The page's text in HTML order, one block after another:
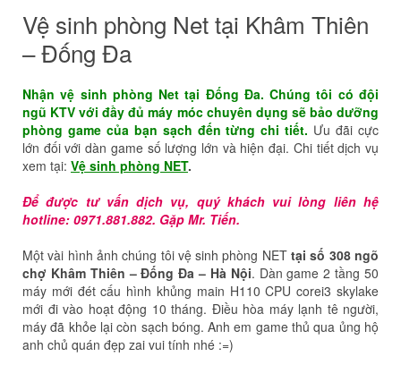
Vệ sinh phòng Net tại Khâm Thiên
– Đống Đa
Nhận vệ sinh phòng Net tại Đống Đa. Chúng tôi có đội
ngũ KTV với đầy đủ máy móc chuyên dụng sẽ bảo dưỡng
phòng game của bạn sạch đến từng chi tiết. Ưu đãi cực
lớn đối với dàn game số lượng lớn và hiện đại. Chi tiết dịch vụ
xem tại: Vệ sinh phòng NET.
Để được tư vấn dịch vụ, quý khách vui lòng liên hệ
hotline: 0971.881.882. Gặp Mr. Tiến.
Một vài hình ảnh chúng tôi vệ sinh phòng NETtại số 308 ngõ
chợ Khâm Thiên – Đống Đa – Hà Nội. Dàn game 2 tầng 50
máy mới đét cấu hình khủng main H110 CPU corei3 skylake
mới đi vào hoạt động 10 tháng. Điều hòa máy lạnh tê người,
máy đã khỏe lại còn sạch bóng. Anh em game thủ qua ủng hộ
anh chủ quán đẹp zai vui tính nhé :=)